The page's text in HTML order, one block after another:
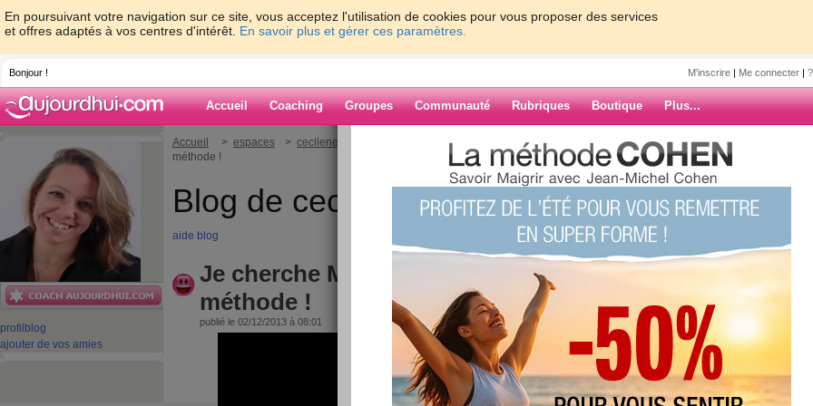
En poursuivant votre navigation sur ce site, vous acceptez l'utilisation de cookies pour vous proposer des services
et offres adaptés à vos centres d'intérêt. En savoir plus et gérer ces paramètres.
Bonjour ! M'inscrire | Me connecter |
Accueil Coaching Groupes Communauté Rubriques Boutique Plus...
profil blog
ajouter de vos amies
Accueil > espaces > cecileneuville
> Je cherche MON rythme et MA
méthode !
Blog de cecileneuville
aide blog
Je cherche MON rythme et MA
méthode !
publié le 02/12/2013 à 08:01
ARCHIVES